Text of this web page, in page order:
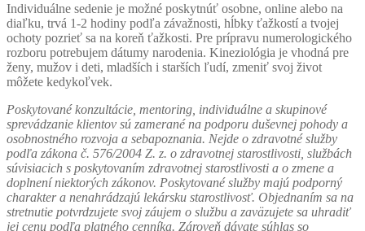
Individuálne sedenie je možné poskytnúť osobne, online alebo na
diaľku, trvá 1-2 hodiny podľa závažnosti, hĺbky ťažkostí a tvojej
ochoty pozrieť sa na koreň ťažkosti. Pre prípravu numerologického
rozboru potrebujem dátumy narodenia. Kineziológia je vhodná pre
ženy, mužov i deti, mladších i starších ľudí, zmeniť svoj život
môžete kedykoľvek.
Poskytované konzultácie, mentoring, individuálne a skupinové
sprevádzanie klientov sú zamerané na podporu duševnej pohody a
osobnostného rozvoja a sebapoznania. Nejde o zdravotné služby
podľa zákona č. 576/2004 Z. z. o zdravotnej starostlivosti, službách
súvisiacich s poskytovaním zdravotnej starostlivosti a o zmene a
doplnení niektorých zákonov. Poskytované služby majú podporný
charakter a nenahrádzajú lekársku starostlivosť. Objednaním sa na
stretnutie potvrdzujete svoj záujem o službu a zaväzujete sa uhradiť
jej cenu podľa platného cenníka. Zároveň dávate súhlas so
Marketing
Zdieľaním
svojich
záujmov a
počas návštevy
našej stránky
zvyšujete šancu
na zobrazenie
kvalitnejšie
prispôsobeného
obsahu a
ponúk.